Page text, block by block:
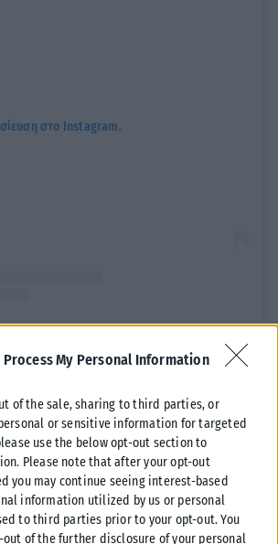
Process My Personal Information
of the sale, sharing to third parties, or
or sensitive information for targeted
use the below opt-out section to
Please note that after your opt-out
you may continue seeing interest-based
information utilized by us or personal
to third parties prior to your opt-out. You
of the further disclosure of your personal
στο Instagram.
στο αεροδρόμιο
όταν η Dara πήρε μικρόφωνο και
«Bangaranga», προκαλώντας
στους παρευρισκόμενους.